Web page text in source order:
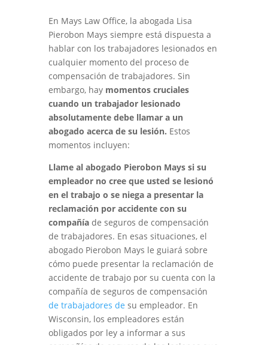
En Mays Law Office, la abogada Lisa
Pierobon Mays siempre está dispuesta a
hablar con los trabajadores lesionados en
cualquier momento del proceso de
compensación de trabajadores. Sin
embargo, hay momentos cruciales
cuando un trabajador lesionado
absolutamente debe llamar a un
abogado acerca de su lesión. Estos
momentos incluyen:
Llame al abogado Pierobon Mays si su
empleador no cree que usted se lesionó
en el trabajo o se niega a presentar la
reclamación por accidente con su
compañíade seguros de compensación
de trabajadores. En esas situaciones, el
abogado Pierobon Mays le guiará sobre
cómo puede presentar la reclamación de
accidente de trabajo por su cuenta con la
compañía de seguros de compensación
de trabajadores de su empleador. En
Wisconsin, los empleadores están
obligados por ley a informar a sus